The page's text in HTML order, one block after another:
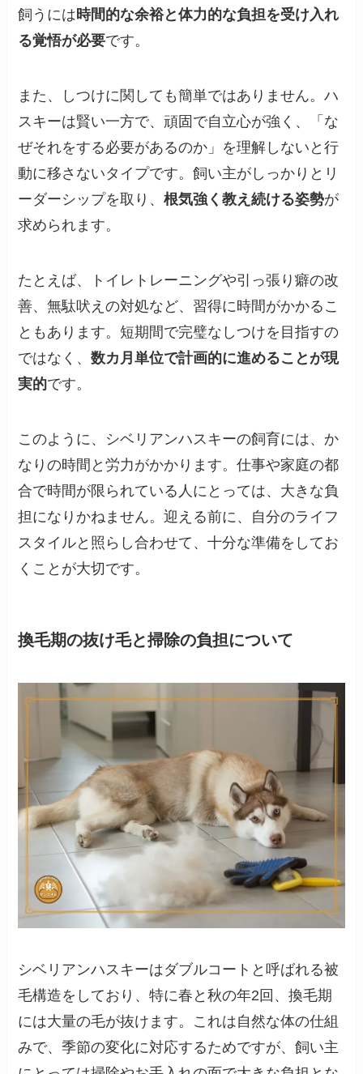
飼うには時間的な余裕と体力的な負担を受け入れ
る覚悟が必要です。
また、しつけに関しても簡単ではありません。ハ
スキーは賢い一方で、頑固で自立心が強く、「な
ぜそれをする必要があるのか」を理解しないと行
動に移さないタイプです。飼い主がしっかりとリ
ーダーシップを取り、根気強く教え続ける姿勢が
求められます。
たとえば、トイレトレーニングや引っ張り癖の改
善、無駄吠えの対処など、習得に時間がかかるこ
ともあります。短期間で完璧なしつけを目指すの
ではなく、数カ月単位で計画的に進めることが現
実的です。
このように、シベリアンハスキーの飼育には、か
なりの時間と労力がかかります。仕事や家庭の都
合で時間が限られている人にとっては、大きな負
担になりかねません。迎える前に、自分のライフ
スタイルと照らし合わせて、十分な準備をしてお
くことが大切です。
換毛期の抜け毛と掃除の負担について
シベリアンハスキーはダブルコートと呼ばれる被
毛構造をしており、特に春と秋の年2回、換毛期
には大量の毛が抜けます。これは自然な体の仕組
みで、季節の変化に対応するためですが、飼い主